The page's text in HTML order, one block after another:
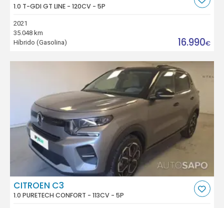
1.0 T-GDI GT LINE - 120CV - 5P
2021
35.048 km
Híbrido (Gasolina)
16.990€
CITROEN C3
1.0 PURETECH CONFORT - 113CV - 5P